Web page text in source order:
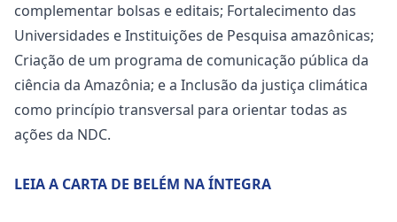
complementar bolsas e editais; Fortalecimento das
Universidades e Instituições de Pesquisa amazônicas;
Criação de um programa de comunicação pública da
ciência da Amazônia; e a Inclusão da justiça climática
como princípio transversal para orientar todas as
ações da NDC.
LEIA A CARTA DE BELÉM NA ÍNTEGRA